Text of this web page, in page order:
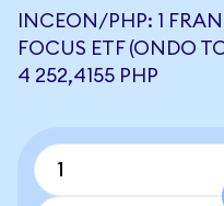
INCEON/PHP: 1
FOCUS ETF (ONDO
4 252,4155 PHP